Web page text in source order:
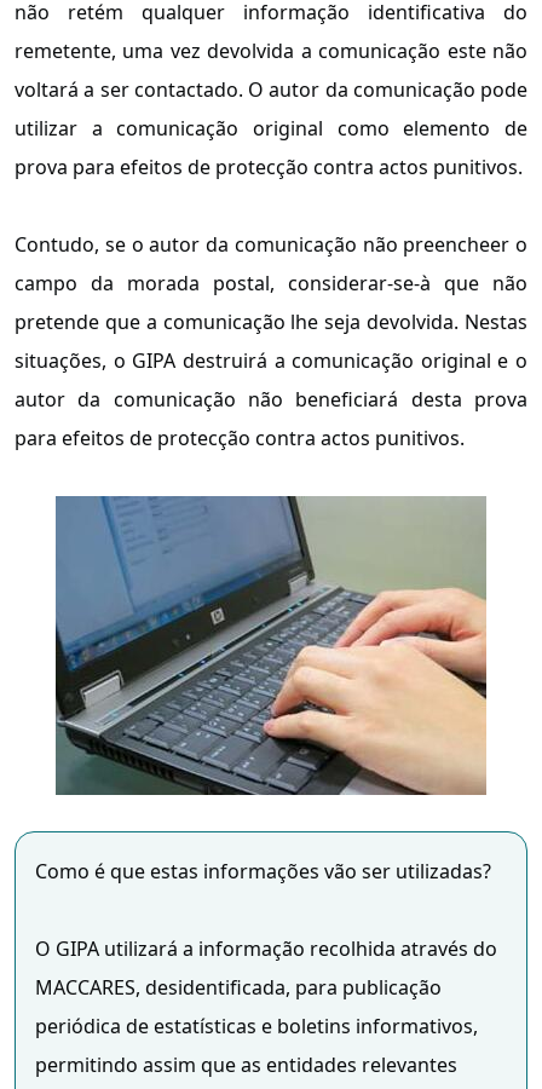
não retém qualquer informação identificativa do
remetente, uma vez devolvida a comunicação este não
voltará a ser contactado. O autor da comunicação pode
utilizar a comunicação original como elemento de
prova para efeitos de protecção contra actos punitivos.
Contudo, se o autor da comunicação não preencheer o
campo da morada postal, considerar-se-à que não
pretende que a comunicação lhe seja devolvida. Nestas
situações, o GIPA destruirá a comunicação original e o
autor da comunicação não beneficiará desta prova
para efeitos de protecção contra actos punitivos.
Como é que estas informações vão ser utilizadas?
O GIPA utilizará a informação recolhida através do
MACCARES, desidentificada, para publicação
periódica de estatísticas e boletins informativos,
permitindo assim que as entidades relevantes